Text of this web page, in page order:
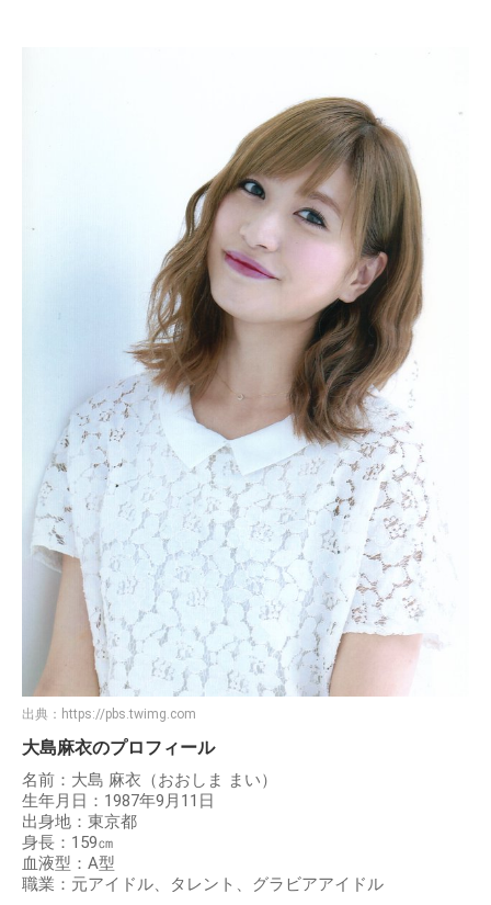
出典： https://pbs.twimg.com
大島麻衣のプロフィール
名前：大島 麻衣（おおしま まい）
生年月日：1987年9月11日
出身地：東京都
身長：159㎝
血液型：A型
職業：元アイドル、タレント、グラビアアイドル